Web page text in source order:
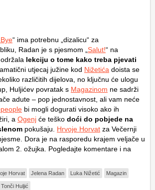
“ ima potrebnu „dizalicu“ za
Radan je s pjesmom „Salut!“ na
lekciju o tome kako treba pjevati
utjecaj južine kod Nižetića doista se
različitih dijelova, no ključnu će ulogu
Huljićev povratak s Magazinom ne sadrži
adute – pop jednostavnost, ali vam neće
bi mogli dogurati visoko ako ih
a Ogenj će teško doći do pobjede na
pokušaju. Hrvoje Horvat za Večernji
Dora je na rasporedu krajem veljače u
2. ožujka. Pogledajte komentare i na
Horvat Jelena Radan Luka Nižetić Magazin
Tonči Huljić